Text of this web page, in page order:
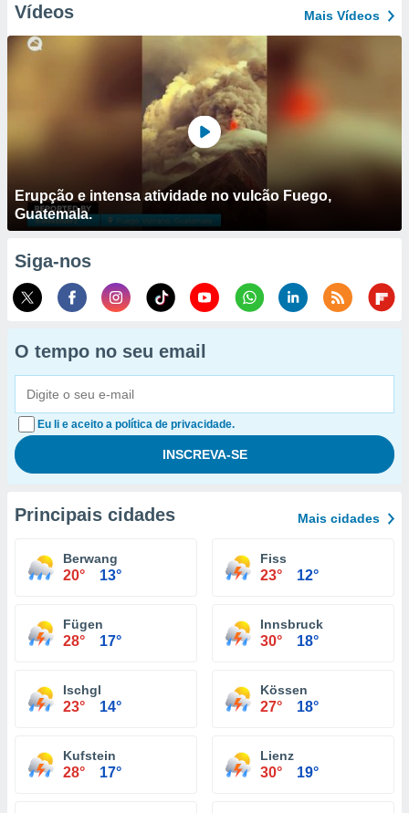
Vídeos Mais Vídeos
Erupção e intensa atividade no vulcão Fuego,
Guatemala.
Siga-nos
O tempo no seu email
Eu li e aceito a política de privacidade.
Principais cidades Mais cidades
Berwang
20° 13°
Fiss
23° 12°
Fügen
28° 17°
Innsbruck
30° 18°
Ischgl
23° 14°
Kössen
27° 18°
Kufstein
28° 17°
Lienz
30° 19°